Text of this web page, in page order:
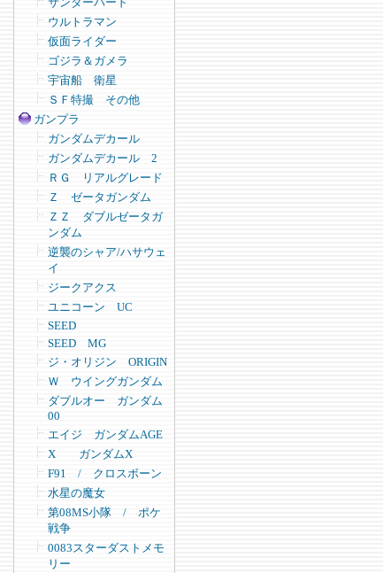
ウルトラマン
仮面ライダー
ゴジラ＆ガメラ
宇宙船 衛星
ＳＦ特撮 その他
ガンプラ
ガンダムデカール
ガンダムデカール 2
ＲＧ リアルグレード
Ｚ ゼータガンダム
ＺＺ ダブルゼータガ
ンダム
逆襲のシャア/ハサウェ
イ
ジークアクス
ユニコーン UC
SEED
SEED MG
ジ・オリジン ORIGIN
Ｗ ウイングガンダム
ダブルオー ガンダム
00
エイジ ガンダムAGE
X ガンダムX
F91 / クロスボーン
水星の魔女
第08MS小隊 / ポケ
戦争
0083スターダストメモ
リー